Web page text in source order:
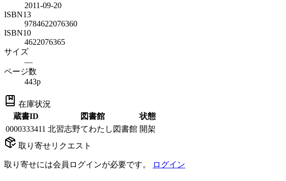
2011-09-20
ISBN13
9784622076360
ISBN10
4622076365
サイズ
—
ページ数
443p
在庫状況
蔵書ID
図書館
状態
0000333411 北習志野てわたし図書館 開架
取り寄せリクエスト
取り寄せには会員ログインが必要です。 ログイン